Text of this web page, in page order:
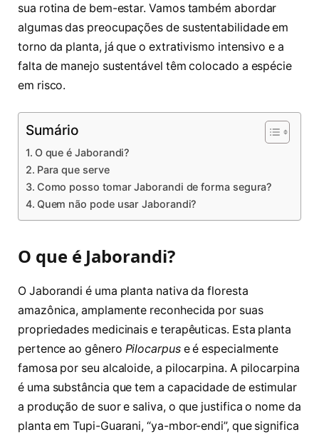
sua rotina de bem-estar. Vamos também abordar
algumas das preocupações de sustentabilidade em
torno da planta, já que o extrativismo intensivo e a
falta de manejo sustentável têm colocado a espécie
em risco.
Sumário
O que é Jaborandi?
Para que serve
Como posso tomar Jaborandi de forma segura?
Quem não pode usar Jaborandi?
O que é Jaborandi?
O Jaborandi é uma planta nativa da floresta
amazônica, amplamente reconhecida por suas
propriedades medicinais e terapêuticas. Esta planta
pertence ao gênero Pilocarpuse é especialmente
famosa por seu alcaloide, a pilocarpina. A pilocarpina
é uma substância que tem a capacidade de estimular
a produção de suor e saliva, o que justifica o nome da
planta em Tupi-Guarani, “ya-mbor-endi”, que significa